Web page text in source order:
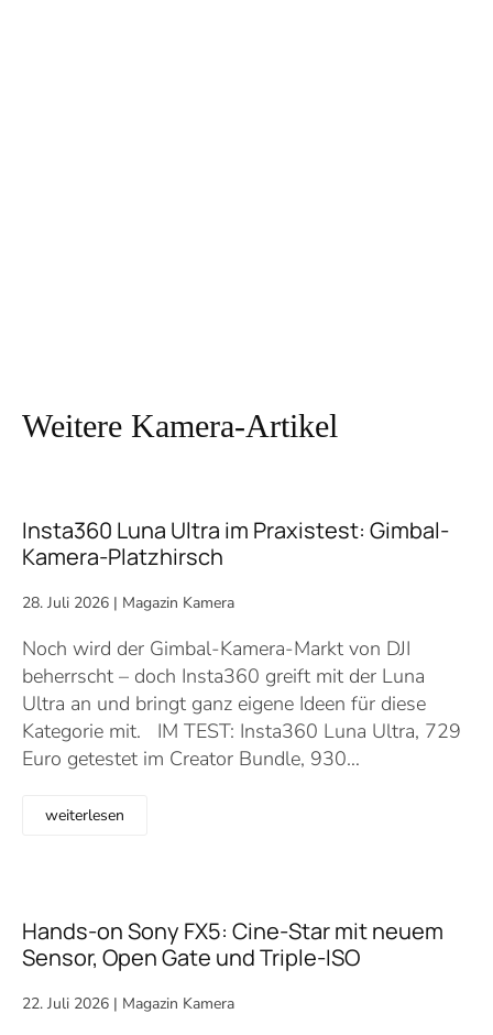
Weitere Kamera-Artikel
Insta360 Luna Ultra im Praxistest: Gimbal-
Kamera-Platzhirsch
28. Juli 2026 | Magazin Kamera
Noch wird der Gimbal-Kamera-Markt von DJI
beherrscht – doch Insta360 greift mit der Luna
Ultra an und bringt ganz eigene Ideen für diese
Kategorie mit. IM TEST: Insta360 Luna Ultra, 729
Euro getestet im Creator Bundle, 930…
weiterlesen
Hands-on Sony FX5: Cine-Star mit neuem
Sensor, Open Gate und Triple-ISO
22. Juli 2026 | Magazin Kamera